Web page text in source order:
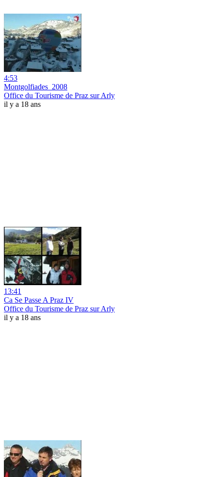
4:53
Montgolfiades_2008
Office du Tourisme de Praz sur Arly
il y a 18 ans
13:41
Ca Se Passe A Praz IV
Office du Tourisme de Praz sur Arly
il y a 18 ans